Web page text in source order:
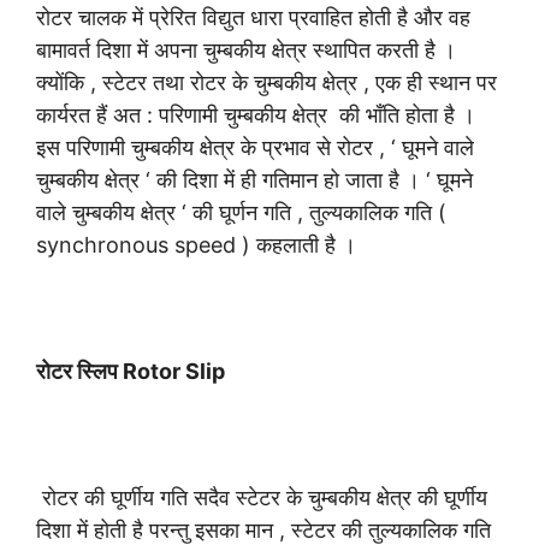
रोटर चालक में प्रेरित विद्युत धारा प्रवाहित होती है और वह
बामावर्त दिशा में अपना चुम्बकीय क्षेत्र स्थापित करती है ।
क्योंकि , स्टेटर तथा रोटर के चुम्बकीय क्षेत्र , एक ही स्थान पर
कार्यरत हैं अत : परिणामी चुम्बकीय क्षेत्र की भाँति होता है ।
इस परिणामी चुम्बकीय क्षेत्र के प्रभाव से रोटर , ‘ घूमने वाले
चुम्बकीय क्षेत्र ‘ की दिशा में ही गतिमान हो जाता है । ‘ घूमने
वाले चुम्बकीय क्षेत्र ‘ की घूर्णन गति , तुल्यकालिक गति (
synchronous speed ) कहलाती है ।
रोटर स्लिप Rotor Slip
रोटर की घूर्णीय गति सदैव स्टेटर के चुम्बकीय क्षेत्र की घूर्णीय
दिशा में होती है परन्तु इसका मान , स्टेटर की तुल्यकालिक गति